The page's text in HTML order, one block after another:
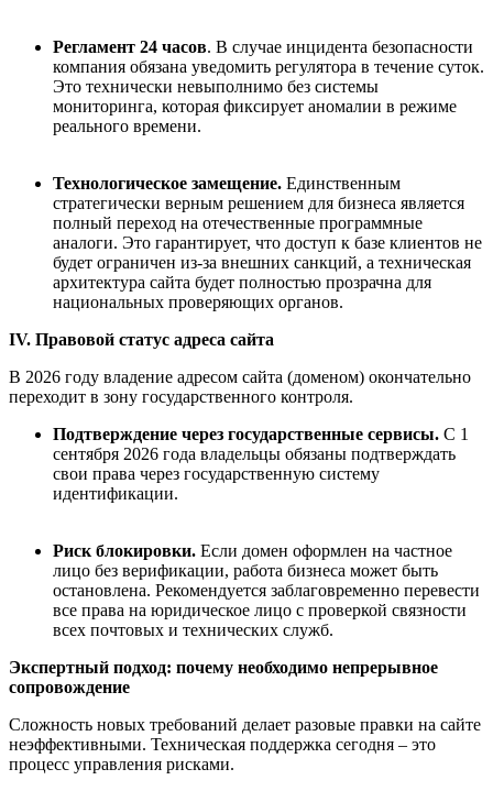
Регламент 24 часов. В случае инцидента безопасности
компания обязана уведомить регулятора в течение суток.
Это технически невыполнимо без системы
мониторинга, которая фиксирует аномалии в режиме
реального времени.
Технологическое замещение. Единственным
стратегически верным решением для бизнеса является
полный переход на отечественные программные
аналоги. Это гарантирует, что доступ к базе клиентов не
будет ограничен из-за внешних санкций, а техническая
архитектура сайта будет полностью прозрачна для
национальных проверяющих органов.
IV. Правовой статус адреса сайта
В 2026 году владение адресом сайта (доменом) окончательно
переходит в зону государственного контроля.
Подтверждение через государственные сервисы. С 1
сентября 2026 года владельцы обязаны подтверждать
свои права через государственную систему
идентификации.
Риск блокировки. Если домен оформлен на частное
лицо без верификации, работа бизнеса может быть
остановлена. Рекомендуется заблаговременно перевести
все права на юридическое лицо с проверкой связности
всех почтовых и технических служб.
Экспертный подход: почему необходимо непрерывное
сопровождение
Сложность новых требований делает разовые правки на сайте
неэффективными. Техническая поддержка сегодня – это
процесс управления рисками.